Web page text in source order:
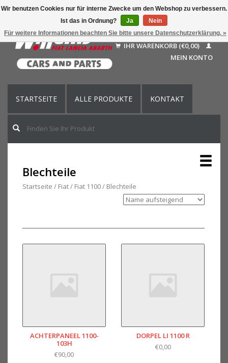
Nederlands
Français
English (US)
IHR WARENKORB (€0,00)
MEIN KONTO
STARTSEITE ALLE PRODUKTE KONTAKT
Blechteile
Startseite / Fiat/ Fiat 1100/ Blechteile
ACHTERPANEEL 1100-
103H
€90,00
DORPEL LI 1100 R
€0,00
Wir benutzen Cookies nur für interne Zwecke um den Webshop zu verbessern.
Ist das in Ordnung?
Ja
Nein
Für weitere Informationen beachten Sie bitte unsere Datenschutzerklärung. »